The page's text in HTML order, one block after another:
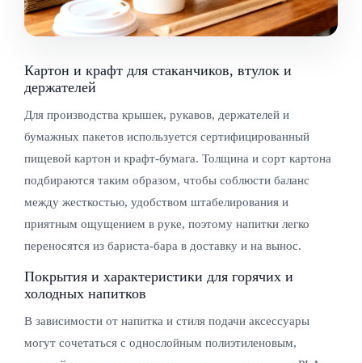
Картон и крафт для стаканчиков, втулок и
держателей
Для производства крышек, рукавов, держателей и
бумажных пакетов используется сертифицированный
пищевой картон и крафт-бумага. Толщина и сорт картона
подбираются таким образом, чтобы соблюсти баланс
между жесткостью, удобством штабелирования и
приятным ощущением в руке, поэтому напитки легко
переносятся из бариста-бара в доставку и на вынос.
Покрытия и характеристики для горячих и
холодных напитков
В зависимости от напитка и стиля подачи аксессуары
могут сочетаться с однослойным полиэтиленовым,